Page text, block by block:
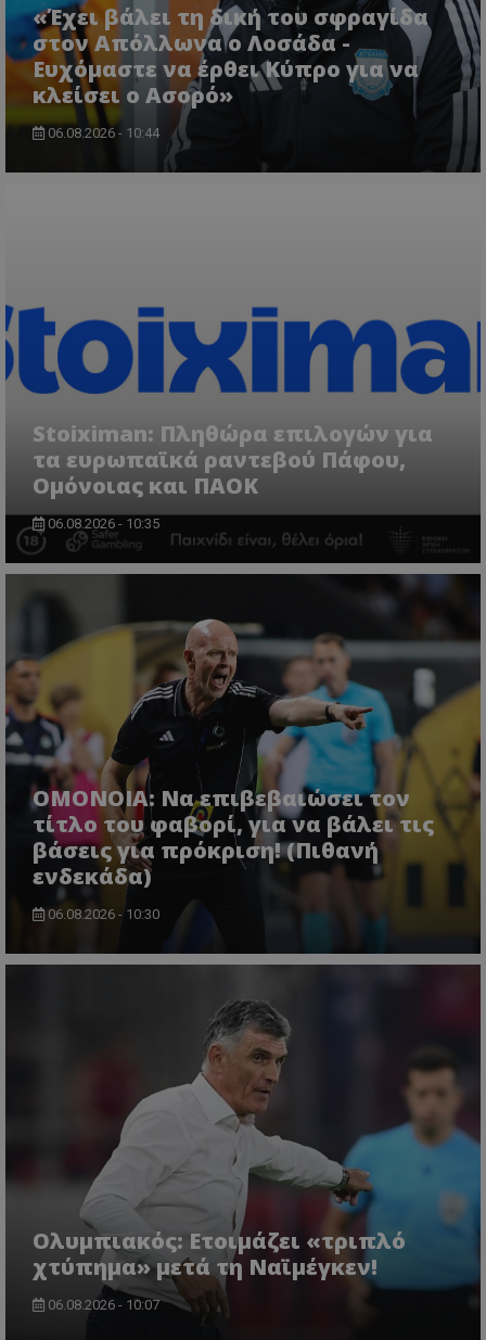
«Έχει βάλει τη δική του σφραγίδα
στον Απόλλωνα ο Λοσάδα -
Ευχόμαστε να έρθει Κύπρο για να
κλείσει ο Ασορό»
06.08.2026 - 10:44
Stoiximan: Πληθώρα επιλογών για
τα ευρωπαϊκά ραντεβού Πάφου,
Ομόνοιας και ΠΑΟΚ
06.08.2026 - 10:35
ΟΜΟΝΟΙΑ: Να επιβεβαιώσει τον
τίτλο του φαβορί, για να βάλει τις
βάσεις για πρόκριση! (Πιθανή
ενδεκάδα)
06.08.2026 - 10:30
Ολυμπιακός: Ετοιμάζει «τριπλό
χτύπημα» μετά τη Ναϊμέγκεν!
06.08.2026 - 10:07